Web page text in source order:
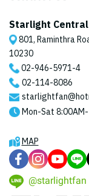
Starlight
801, Raminthra
10230
02-946-5971-4
02-114-8086
Mon-Sat 8:00AM-
MAP
@starlightfan